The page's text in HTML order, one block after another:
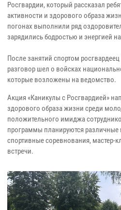
Росгвардии, который рассказал
активности и здорового образа
погонах выполнили ряд
зарядились бодростью и энергией
После занятий спортом
разговор шел о войсках
которые возложены на ведомство.
Акция «Каникулы с Росгвардией»
здорового образа жизни среди
положительного имиджа
программы планируются различные
спортивные соревнования, мастер-
встречи.